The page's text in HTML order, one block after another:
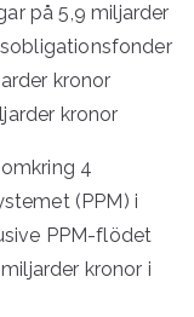
på 5,9 miljarder
kronor
kronor
4
(PPM) i
PPM-flödet
kronor i